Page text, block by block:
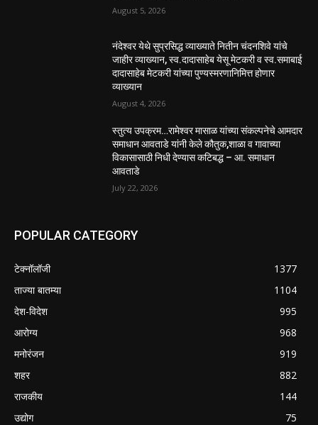
August 5, 2026
नंदेश्वर येथे सुप्रसिद्ध व्याख्याते नितीन चंदनशिवे यांचे
जाहीर व्याख्यान, स्व.दादासाहेब येसू मेटकरी व स्व.समाबाई
दादासाहेब मेटकरी यांच्या पुण्यस्मरणानिमित्त होणार
व्याख्यान
August 4, 2026
स्तुत्य उपक्रम…रामेश्वर मासाळ यांच्या संकल्पनेचे आमदार
समाधान आवताडे यांनी केले कौतुक,शाळा व गावाच्या
विकासासाठी निधी देण्यास कटिबद्ध – आ. समाधान
आवताडे
July 22, 2026
POPULAR CATEGORY
टेक्नॉलॉजी
1377
ताज्या बातम्या
1104
देश-विदेश
995
आरोग्य
968
मनोरंजन
919
शहर
882
राजकीय
144
उद्योग
75